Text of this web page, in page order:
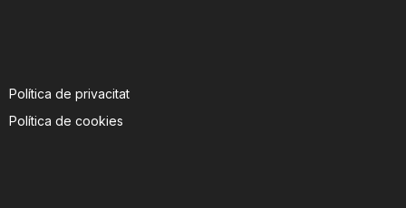
Política de privacitat
Política de cookies